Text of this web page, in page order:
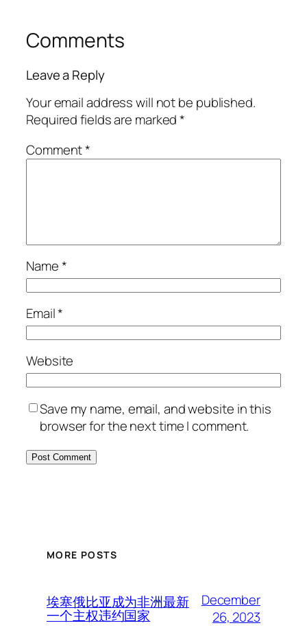
Comments
Leave a Reply
Your email address will not be published.
Required fields are marked*
Comment*
Name*
Email*
Website
Save my name, email, and website in this
browser for the next time I comment.
MORE POSTS
埃塞俄比亚成为非洲最新
一个主权违约国家
December
26, 2023